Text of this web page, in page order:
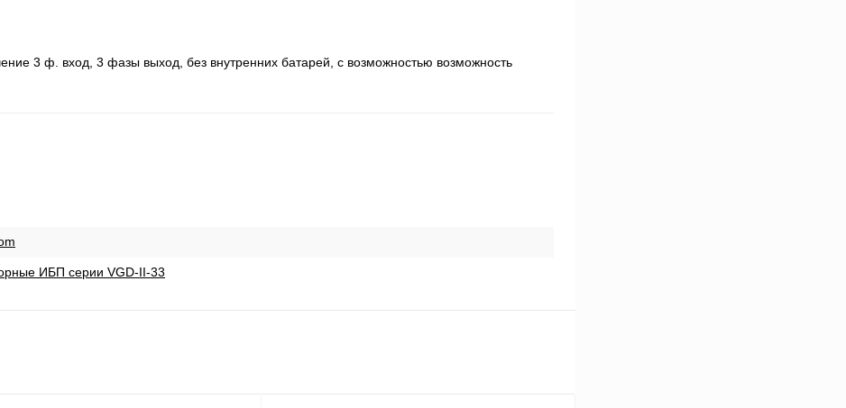
3 ф. вход, 3 фазы выход, без внутренних батарей, с возможностью возможность
ИБП серии VGD-II-33